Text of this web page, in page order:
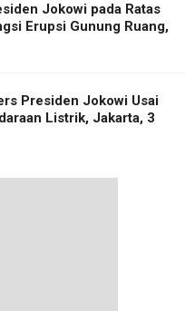
Jokowi pada Ratas
Erupsi Gunung Ruang,
Presiden Jokowi Usai
Listrik, Jakarta, 3